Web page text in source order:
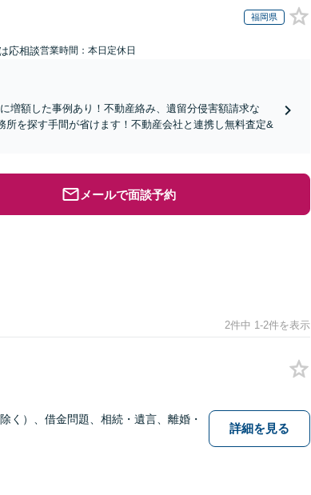
福岡県
応相談営業時間：本日定休日
増額した事例あり！不動産絡み、遺留分侵害額請求な
を探す手間が省けます！不動産会社と連携し無料査定&
メールで面談予約
2件中 1-2件を表示
）、借金問題、相続・遺言、離婚・
詳細を見る